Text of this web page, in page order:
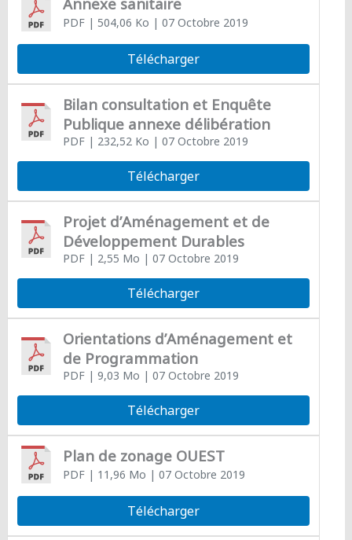
PDF| 504,06 Ko | 07 Octobre 2019
Télécharger
Bilan consultation et Enquête
Publique annexe délibération
PDF| 232,52 Ko | 07 Octobre 2019
Télécharger
Projet d’Aménagement et de
Développement Durables
PDF| 2,55 Mo | 07 Octobre 2019
Télécharger
Orientations d’Aménagement et
de Programmation
PDF| 9,03 Mo | 07 Octobre 2019
Télécharger
Plan de zonage OUEST
PDF| 11,96 Mo | 07 Octobre 2019
Télécharger